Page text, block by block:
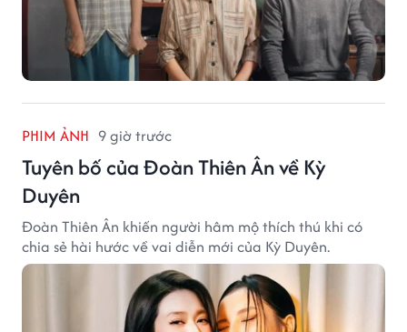
PHIM ẢNH 9 giờ trước
Tuyên bố của Đoàn Thiên Ân về Kỳ
Duyên
Đoàn Thiên Ân khiến người hâm mộ thích thú khi có
chia sẻ hài hước về vai diễn mới của Kỳ Duyên.